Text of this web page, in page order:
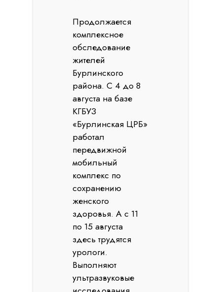
Продолжается
комплексное
обследование
жителей
Бурлинского
района. С 4 до 8
августа на базе
КГБУЗ
«Бурлинская ЦРБ»
работал
передвижной
мобильный
комплекс по
сохранению
женского
здоровья. А с 11
по 15 августа
здесь трудятся
урологи.
Выполняют
ультразвуковые